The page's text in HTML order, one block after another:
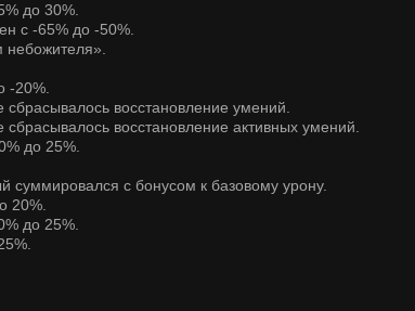
до 30%.
с -65% до -50%.
-20%.
восстановление умений.
восстановление активных умений.
до 25%.
суммировался с бонусом к базовому урону.
20%.
до 25%.